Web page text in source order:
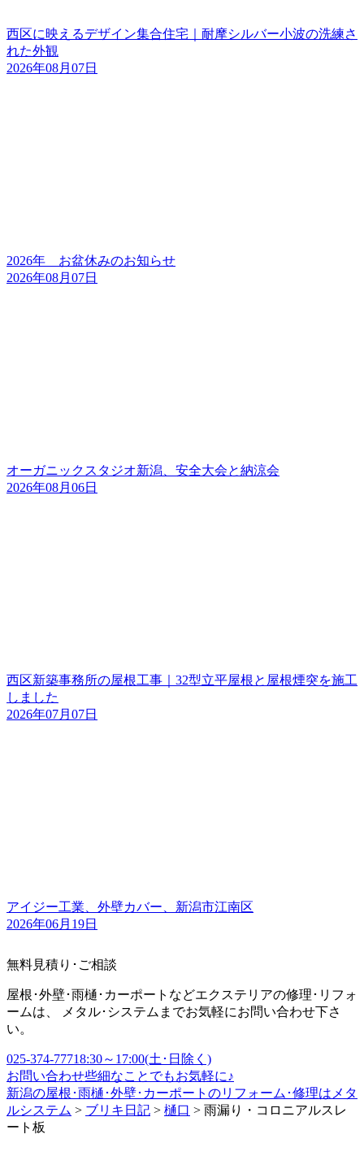
西区に映えるデザイン集合住宅｜耐摩シルバー小波の洗練さ
れた外観
2026年08月07日
2026年 お盆休みのお知らせ
2026年08月07日
オーガニックスタジオ新潟、安全大会と納涼会
2026年08月06日
西区新築事務所の屋根工事｜32型立平屋根と屋根煙突を施工
しました
2026年07月07日
アイジー工業、外壁カバー、新潟市江南区
2026年06月19日
無料見積り･ご相談
屋根･外壁･雨樋･カーポートなどエクステリアの修理･リフォ
ームは、 メタル･システムまでお気軽にお問い合わせ下さ
い。
025-374-77718:30～17:00(土･日除く)
お問い合わせ些細なことでもお気軽に♪
新潟の屋根･雨樋･外壁･カーポートのリフォーム･修理はメタ
ルシステム > ブリキ日記 > 樋口 > 雨漏り・コロニアルスレ
ート板